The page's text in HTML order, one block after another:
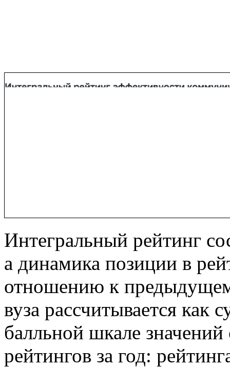
Интегральный рейтинг
а динамика позиции в
отношению к
вуза рассчитывается как
балльной шкале
рейтингов за год: